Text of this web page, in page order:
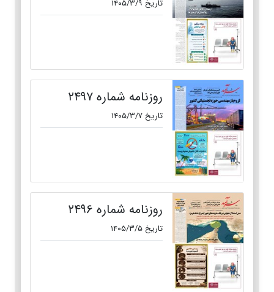
تاریخ ۱۴۰۵/۳/۹
روزنامه شماره ۲۴۹۷
تاریخ ۱۴۰۵/۳/۷
روزنامه شماره ۲۴۹۶
تاریخ ۱۴۰۵/۳/۵